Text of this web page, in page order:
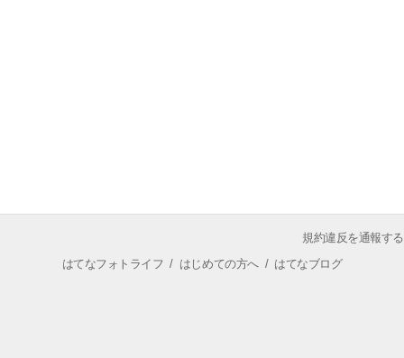
規約違反を通報する
はてなフォトライフ / はじめての方へ/ はてなブログ